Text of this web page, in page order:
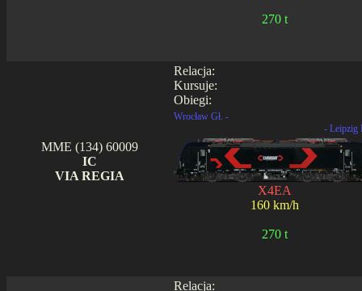
270 t
Relacja:
Kursuje:
Obiegi:
MME (134) 60009
IC
VIA REGIA
Wrocław Gł. -
- Leipzig
X4EA
160 km/h
270 t
Relacja: